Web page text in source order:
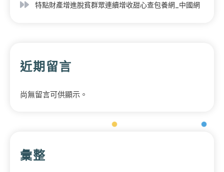
特點財產增進脫貧群眾連續增收甜心查包養網_中國網
近期留言
尚無留言可供顯示。
彙整